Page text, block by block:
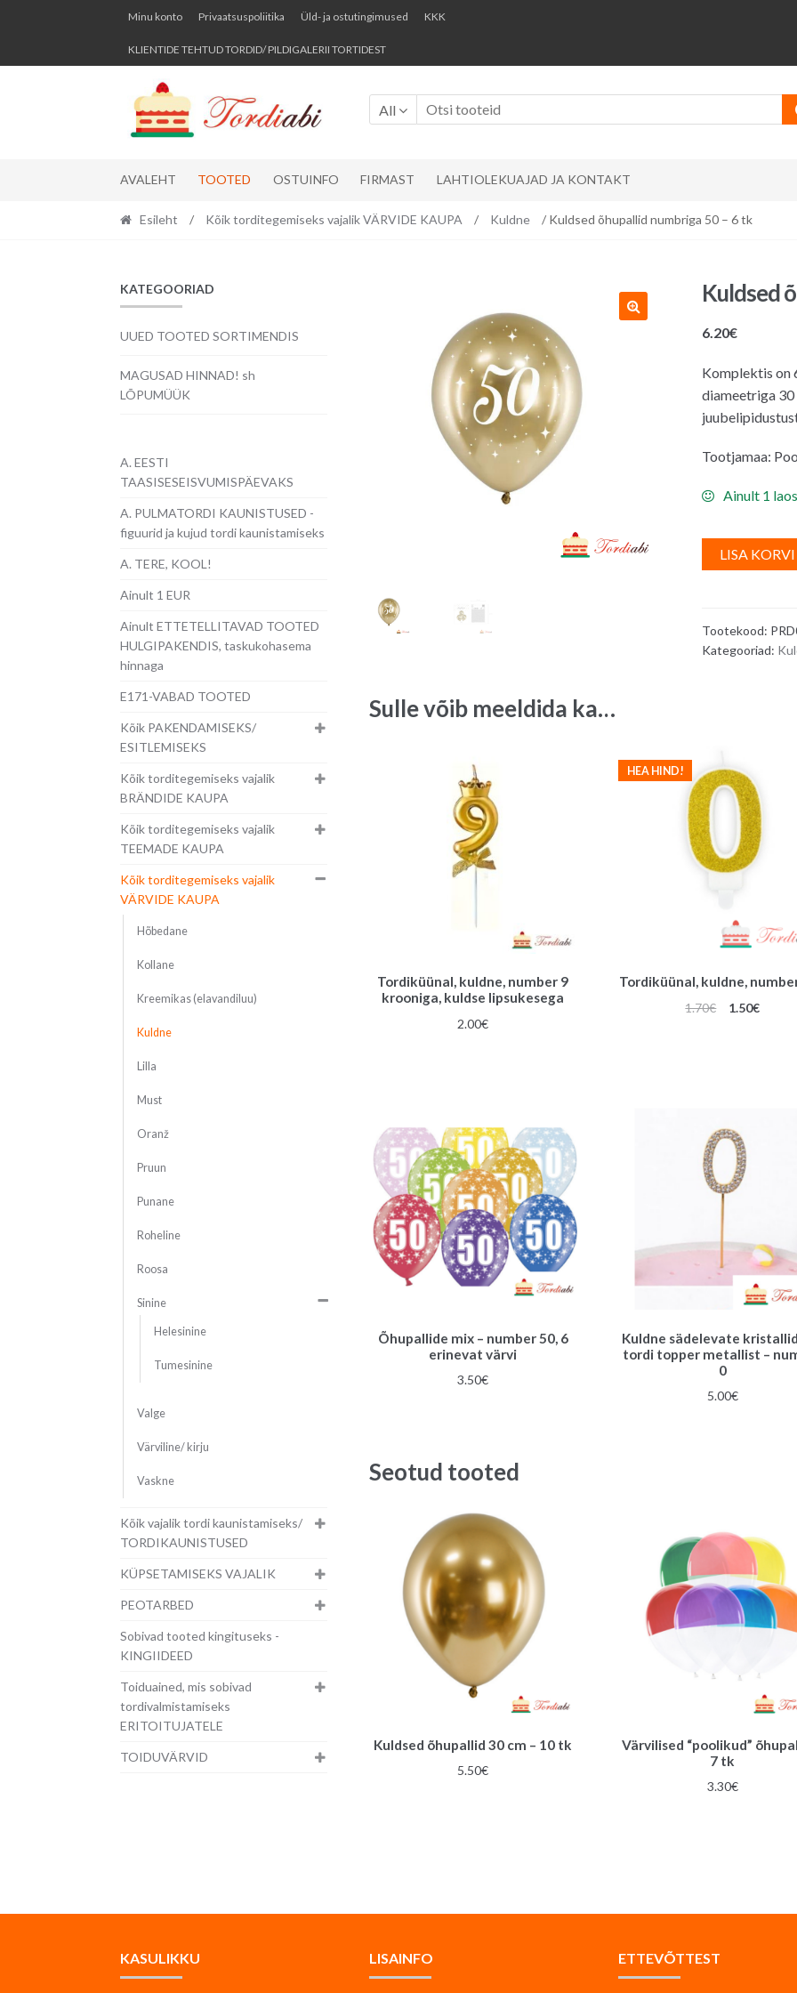
Skip
navigation
Skip
content
Minu konto Privaatsuspoliitika Üld- ja ostutingimused KKK
KLIENTIDE TEHTUD TORDID/ PILDIGALERII TORTIDEST
All
AVALEHT TOOTED OSTUINFO FIRMAST LAHTIOLEKUAJAD JA KONTAKT
Esileht / Kõik torditegemiseks vajalik VÄRVIDE KAUPA / Kuldne / Kuldsed õhupallid numbriga 50 – 6 tk
Kuldsed
6.20€
Komplektis on
diameetriga 30
Tootjamaa:
Ainult 1 laos
LISA KORVI
Tootekood:
Kategooriad:
Sulle võib meeldida ka…
Tordiküünal, kuldne, number 9
krooniga, kuldse lipsukesega
2.00€
Tordiküünal, kuldne,
HEA HIND!
1.70€
Algne
1.50€
Õhupallide mix – number 50, 6
erinevat värvi
3.50€
Kuldne sädelevate
tordi topper metallist –
0
5.00€
Seotud tooted
Kuldsed õhupallid 30 cm – 10 tk
5.50€
Värvilised “poolikud”
7 tk
3.30€
KATEGOORIAD
UUED TOOTED SORTIMENDIS
MAGUSAD HINNAD! sh
LÕPUMÜÜK
A. EESTI
TAASISESEISVUMISPÄEVAKS
A. PULMATORDI KAUNISTUSED -
figuurid ja kujud tordi kaunistamiseks
A. TERE, KOOL!
Ainult 1 EUR
Ainult ETTETELLITAVAD TOOTED
HULGIPAKENDIS, taskukohasema
hinnaga
E171-VABAD TOOTED
Kõik PAKENDAMISEKS/
ESITLEMISEKS
Kõik torditegemiseks vajalik
BRÄNDIDE KAUPA
Kõik torditegemiseks vajalik
TEEMADE KAUPA
Kõik torditegemiseks vajalik
VÄRVIDE KAUPA
Hõbedane
Kollane
Kreemikas (elavandiluu)
Kuldne
Lilla
Must
Oranž
Pruun
Punane
Roheline
Roosa
Sinine
Helesinine
Tumesinine
Valge
Värviline/ kirju
Vaskne
Kõik vajalik tordi kaunistamiseks/
TORDIKAUNISTUSED
KÜPSETAMISEKS VAJALIK
PEOTARBED
Sobivad tooted kingituseks -
KINGIIDEED
Toiduained, mis sobivad
tordivalmistamiseks
ERITOITUJATELE
TOIDUVÄRVID
KASULIKKU LISAINFO ETTEVÕTTEST